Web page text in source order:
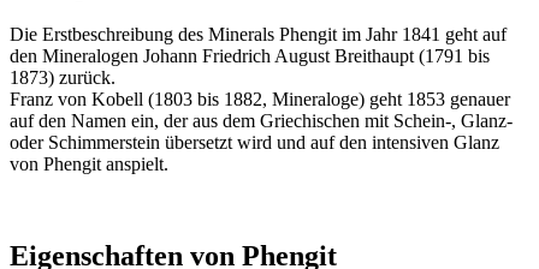
Die Erstbeschreibung des Minerals Phengit im Jahr 1841 geht auf
den Mineralogen Johann Friedrich August Breithaupt (1791 bis
1873) zurück.
Franz von Kobell (1803 bis 1882, Mineraloge) geht 1853 genauer
auf den Namen ein, der aus dem Griechischen mit Schein-, Glanz-
oder Schimmerstein übersetzt wird und auf den intensiven Glanz
von Phengit anspielt.
Eigenschaften von Phengit